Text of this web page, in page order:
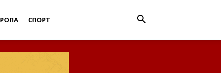
СПОРТ